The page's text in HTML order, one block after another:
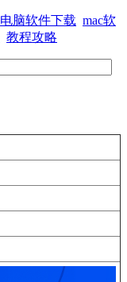
电脑软件下载 mac软
教程攻略